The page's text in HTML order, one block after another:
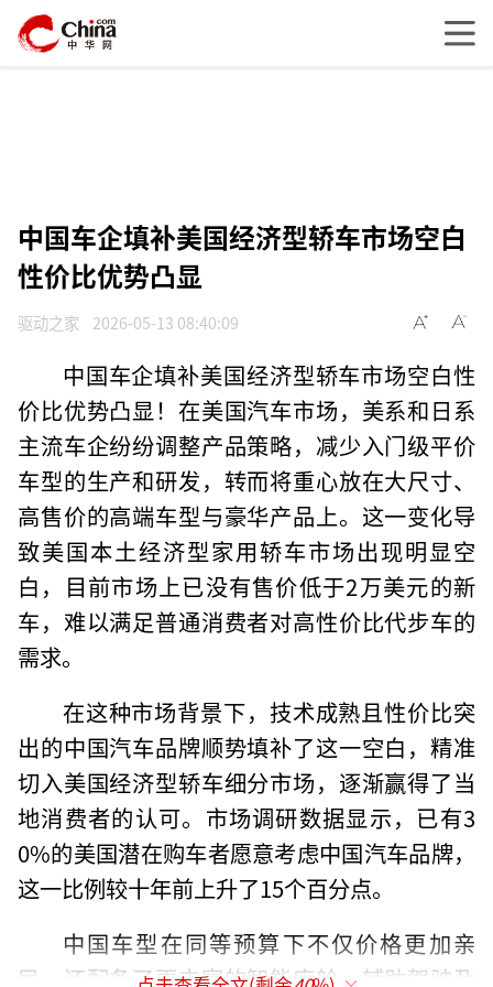
中国车企填补美国经济型轿车市场空白
性价比优势凸显
驱动之家 2026-05-13 08:40:09
中国车企填补美国经济型轿车市场空白性
价比优势凸显！在美国汽车市场，美系和日系
主流车企纷纷调整产品策略，减少入门级平价
车型的生产和研发，转而将重心放在大尺寸、
高售价的高端车型与豪华产品上。这一变化导
致美国本土经济型家用轿车市场出现明显空
白，目前市场上已没有售价低于2万美元的新
车，难以满足普通消费者对高性价比代步车的
需求。
在这种市场背景下，技术成熟且性价比突
出的中国汽车品牌顺势填补了这一空白，精准
切入美国经济型轿车细分市场，逐渐赢得了当
地消费者的认可。市场调研数据显示，已有3
0%的美国潜在购车者愿意考虑中国汽车品牌，
这一比例较十年前上升了15个百分点。
中国车型在同等预算下不仅价格更加亲
民，还配备了更丰富的智能座舱、辅助驾驶及